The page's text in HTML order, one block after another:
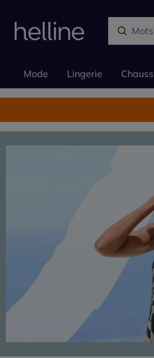
Mode Lingerie